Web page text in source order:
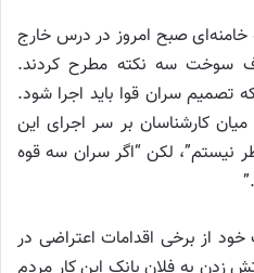
خامنه‌ای صبح امروز در درس خارج
سوخت سه نکته مطرح کردند.
تصمیم سران قوا باید اجرا شود.
میان کارشناسان بر سر اجرای این
نیستم”، لکن “اگر سران سه قوه
خود از برخی اقدامات اعتراضی در